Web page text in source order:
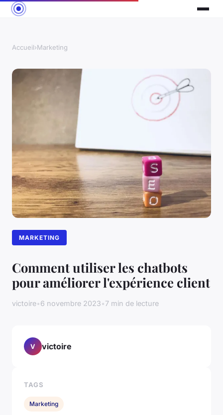
Accueil›Marketing
MARKETING
Comment utiliser les chatbots
pour améliorer l'expérience client
victoire•6 novembre 2023•7 min de lecture
V victoire
TAGS
Marketing